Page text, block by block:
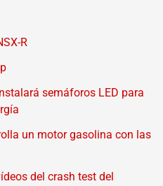
R
semáforos LED para
un motor gasolina con las
del crash test del